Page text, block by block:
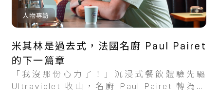
人物專訪
米其林是過去式，法國名廚 Paul Pairet
的下一篇章
「我沒那份心力了！」沉浸式餐飲體驗先驅
Ultraviolet 收山，名廚 Paul Pairet 轉為發